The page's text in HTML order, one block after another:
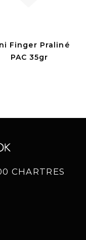
Finger Praliné
PAC 35gr
CHARTRES